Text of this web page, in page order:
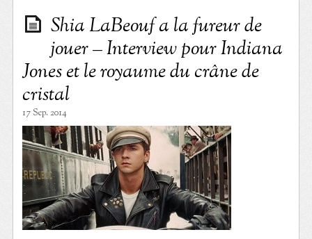
Shia LaBeouf a la fureur de
jouer – Interview pour Indiana
Jones et le royaume du crâne de
cristal
17 Sep. 2014